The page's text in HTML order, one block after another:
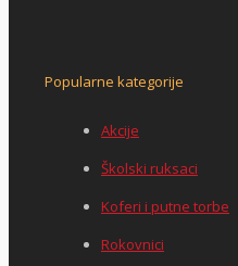
Popularne kategorije
Akcije
Školski ruksaci
Koferi i putne torbe
Rokovnici